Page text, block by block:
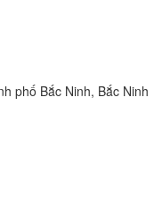
phố Bắc Ninh, Bắc Ninh